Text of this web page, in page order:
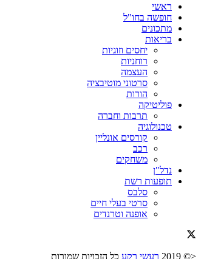
ראשי
חופשה בחו"ל
מתכונים
בריאות
יחסים וזוגיות
רוחניות
העצמה
סרטוני מוטיבציה
הורות
פוליטיקה
תרבות וחברה
טכנולוגיה
קורסים אונליין
רכב
משחקים
נדל"ן
תופעות רשת
סלבס
סרטי בעלי חיים
אופנה וטרנדים
<© 2019 רעשי רקע כל הזכויות שמורות